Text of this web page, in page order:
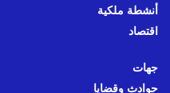
أنشطة ملكية
اقتصاد
جهات
حوادث وقضايا